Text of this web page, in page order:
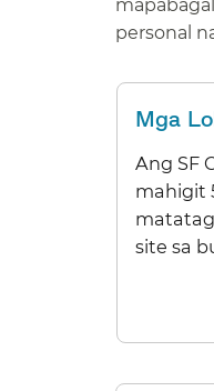
personal
Mga
Ang SF
mahigit
site sa